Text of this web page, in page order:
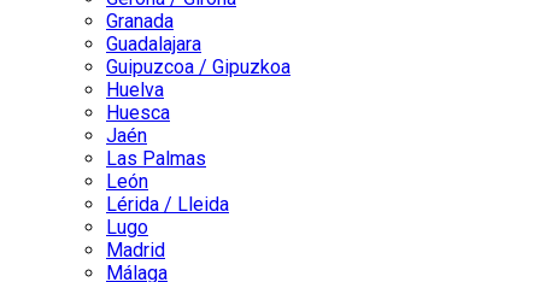
Granada
Guadalajara
Guipuzcoa / Gipuzkoa
Huelva
Huesca
Jaén
Las Palmas
León
Lérida / Lleida
Lugo
Madrid
Málaga